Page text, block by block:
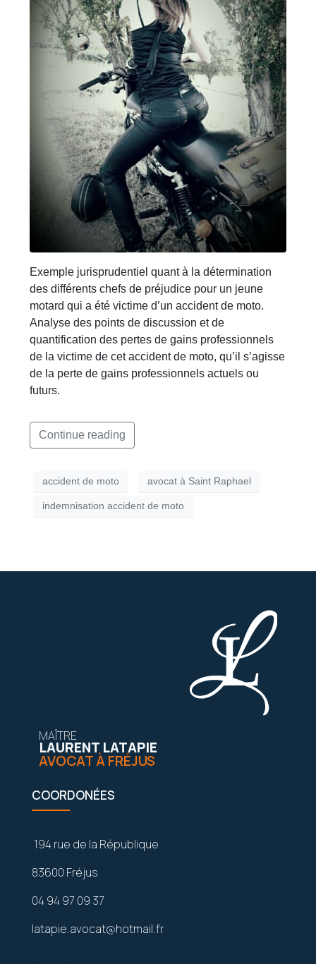
Exemple jurisprudentiel quant à la détermination
des différents chefs de préjudice pour un jeune
motard qui a été victime d’un accident de moto.
Analyse des points de discussion et de
quantification des pertes de gains professionnels
de la victime de cet accident de moto, qu’il s’agisse
de la perte de gains professionnels actuels ou
futurs.
Continue reading
accident de moto avocat à Saint Raphael
indemnisation accident de moto
MAÎTRE
LAURENT LATAPIE
AVOCAT À FRÉJUS
COORDONÉES
194 rue de la République
83600 Fréjus
04 94 97 09 37
latapie.avocat@hotmail.fr